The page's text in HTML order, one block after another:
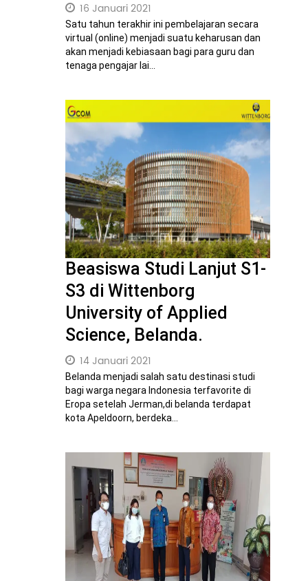
16 Januari 2021
Satu tahun terakhir ini pembelajaran secara
virtual (online) menjadi suatu keharusan dan
akan menjadi kebiasaan bagi para guru dan
tenaga pengajar lai...
Beasiswa Studi Lanjut S1-
S3 di Wittenborg
University of Applied
Science, Belanda.
14 Januari 2021
Belanda menjadi salah satu destinasi studi
bagi warga negara Indonesia terfavorite di
Eropa setelah Jerman,di belanda terdapat
kota Apeldoorn, berdeka...